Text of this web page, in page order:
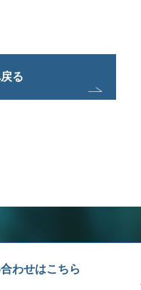
る
わせはこちら